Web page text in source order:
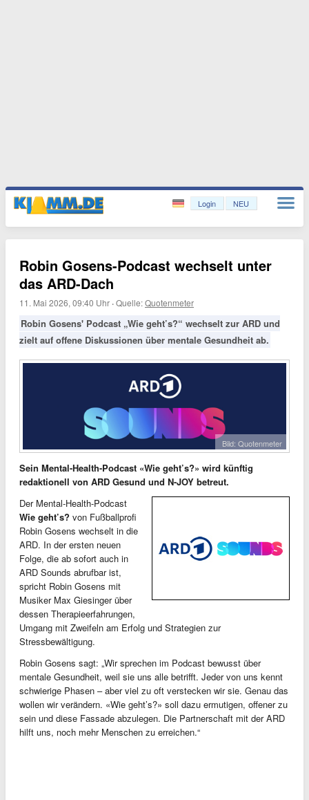
Login NEU
Robin Gosens-Podcast wechselt unter
das ARD-Dach
11. Mai 2026, 09:40 Uhr ·Quelle:Quotenmeter
Robin Gosens' Podcast „Wie geht’s?“ wechselt zur ARD und
zielt auf offene Diskussionen über mentale Gesundheit ab.
Bild: Quotenmeter
Sein Mental-Health-Podcast «Wie geht’s?» wird künftig
redaktionell von ARD Gesund und N-JOY betreut.
Der Mental-Health-Podcast
Wie geht’s? von Fußballprofi
Robin Gosens wechselt in die
ARD. In der ersten neuen
Folge, die ab sofort auch in
ARD Sounds abrufbar ist,
spricht Robin Gosens mit
Musiker Max Giesinger über
dessen Therapieerfahrungen,
Umgang mit Zweifeln am Erfolg und Strategien zur
Stressbewältigung.
Robin Gosens sagt: „Wir sprechen im Podcast bewusst über
mentale Gesundheit, weil sie uns alle betrifft. Jeder von uns kennt
schwierige Phasen – aber viel zu oft verstecken wir sie. Genau das
wollen wir verändern. «Wie geht’s?» soll dazu ermutigen, offener zu
sein und diese Fassade abzulegen. Die Partnerschaft mit der ARD
hilft uns, noch mehr Menschen zu erreichen.“